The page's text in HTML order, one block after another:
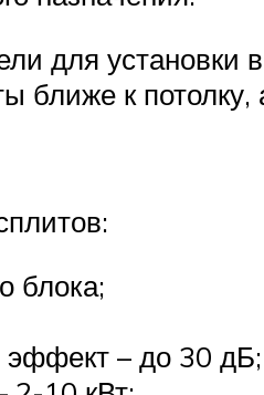
для установки
ближе к
блока;
– до 30 дБ;